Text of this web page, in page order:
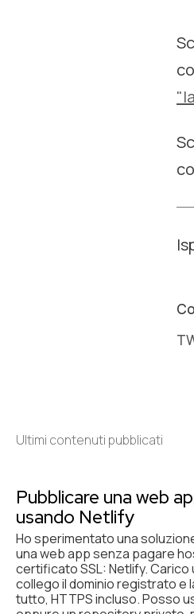
Ultimi contenuti pubblicati
Pubblicare una web
usando Netlify
Ho sperimentato una
una web app senza pagare
certificato SSL: Netlify. Carico
collego il dominio registrato e
tutto, HTTPS incluso. Posso